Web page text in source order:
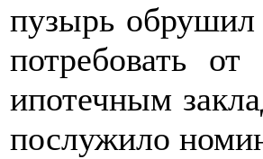
пузырь обрушил
потребовать
ипотечным
послужило